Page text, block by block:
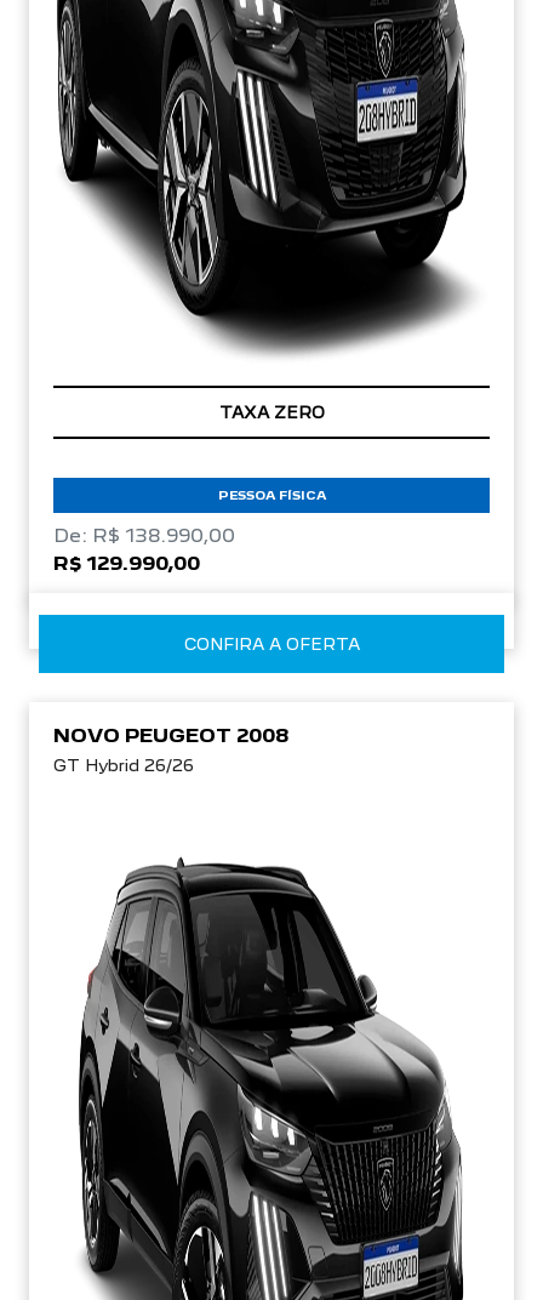
TAXA ZERO
PESSOA FÍSICA
De: R$ 138.990,00
R$ 129.990,00
CONFIRA A OFERTA
NOVO PEUGEOT 2008
GT Hybrid 26/26